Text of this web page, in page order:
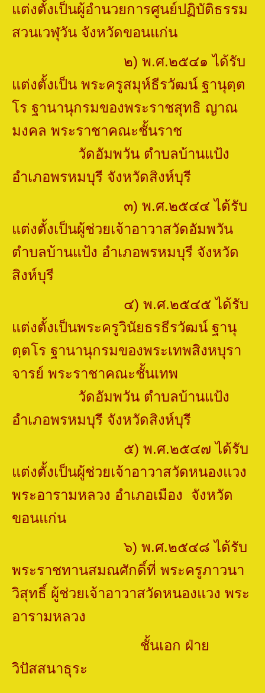
แต่งตั้งเป็นผู้อำนวยการศูนย์ปฏิบัติธรรม
สวนเวฬุวัน จังหวัดขอนแก่น
๒) พ.ศ.๒๕๔๑ ได้รับ
แต่งตั้งเป็น พระครูสมุห์ธีรวัฒน์ ฐานุตฺต
โร ฐานานุกรมของพระราชสุทธิ ญาณ
มงคล พระราชาคณะชั้นราช
วัดอัมพวัน ตำบลบ้านแป้ง
อำเภอพรหมบุรี จังหวัดสิงห์บุรี
๓) พ.ศ.๒๕๔๔ ได้รับ
แต่งตั้งเป็นผู้ช่วยเจ้าอาวาสวัดอัมพวัน
ตำบลบ้านแป้ง อำเภอพรหมบุรี จังหวัด
สิงห์บุรี
๔) พ.ศ.๒๕๔๕ ได้รับ
แต่งตั้งเป็นพระครูวินัยธรธีรวัฒน์ ฐานุ
ตฺตโร ฐานานุกรมของพระเทพสิงหบุรา
จารย์ พระราชาคณะชั้นเทพ
วัดอัมพวัน ตำบลบ้านแป้ง
อำเภอพรหมบุรี จังหวัดสิงห์บุรี
๕) พ.ศ.๒๕๔๗ ได้รับ
แต่งตั้งเป็นผู้ช่วยเจ้าอาวาสวัดหนองแวง
พระอารามหลวง อำเภอเมือง จังหวัด
ขอนแก่น
๖) พ.ศ.๒๕๔๘ ได้รับ
พระราชทานสมณศักดิ์ที่ พระครูภาวนา
วิสุทธิ์ ผู้ช่วยเจ้าอาวาสวัดหนองแวง พระ
อารามหลวง
ชั้นเอก ฝ่าย
วิปัสสนาธุระ